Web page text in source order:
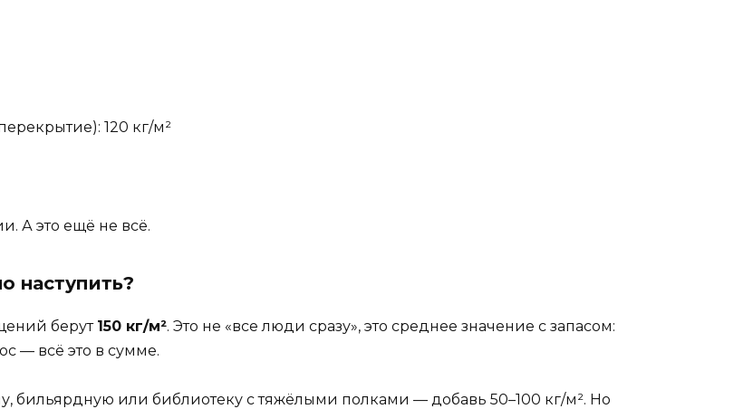
120 кг/м²
А это ещё не всё.
наступить?
берут 150 кг/м². Это не «все люди сразу», это среднее значение с запасом:
— всё это в сумме.
бильярдную или библиотеку с тяжёлыми полками — добавь 50–100 кг/м². Но